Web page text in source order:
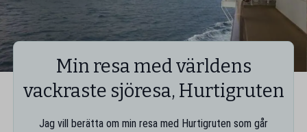
Min resa med världens
vackraste sjöresa, Hurtigruten
Jag vill berätta om min resa med Hurtigruten som går